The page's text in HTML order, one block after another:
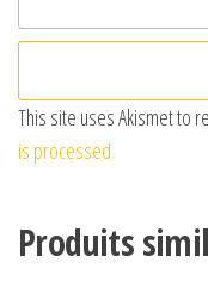
This site uses Akismet to
is processed.
Produits